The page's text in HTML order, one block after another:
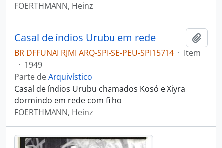
FOERTHMANN, Heinz
Casal de índios Urubu em rede
BR DFFUNAI RJMI ARQ-SPI-SE-PEU-SPI15714 · Item
· 1949
Parte deArquivístico
Casal de índios Urubu chamados Kosó e Xiyra
dormindo em rede com filho
FOERTHMANN, Heinz